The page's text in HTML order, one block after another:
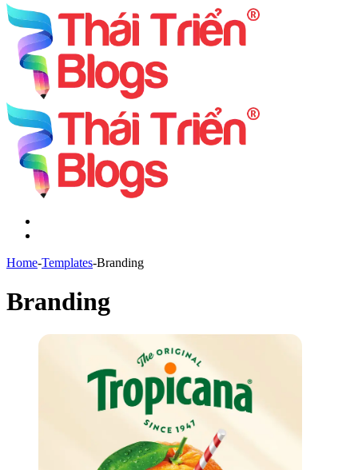
Home-Templates-Branding
Branding